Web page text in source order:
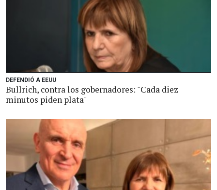
DEFENDIÓ A EEUU
Bullrich, contra los gobernadores: "Cada diez
minutos piden plata"